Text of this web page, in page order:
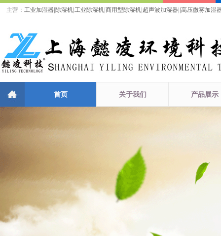
主营： 工业加湿器 除湿机 工业除湿机 商用型除湿机 超声波加湿器 高压微雾加湿
首页 关于我们 产品展示